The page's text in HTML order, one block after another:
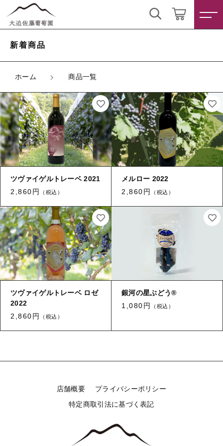
新着商品
ホーム 商品一覧
ツヴァイゲルトレーベ 2021
2,860円
（税込）
メルロー 2022
2,860円
（税込）
ツヴァイゲルトレーベ ロゼ
2022
2,860円
（税込）
銀河の星ぶどう®
1,080円
（税込）
店舗概要
プライバシーポリシー
特定商取引法に基づく表記
ログイン / 会員登録
お気に入り
すべての商品
ワイン
セール
お知らせ
ワイン
干しぶどう
こだわり検索
子カテゴリ
価格帯
～
その他
在庫あり セール
並び順